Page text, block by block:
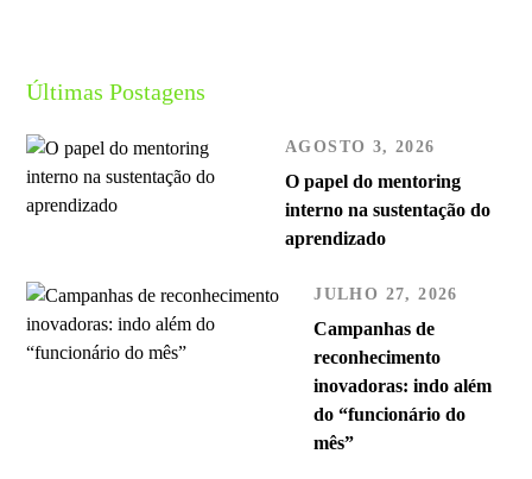
Últimas Postagens
AGOSTO 3, 2026
O papel do mentoring
interno na sustentação do
aprendizado
JULHO 27, 2026
Campanhas de
reconhecimento
inovadoras: indo além
do “funcionário do
mês”